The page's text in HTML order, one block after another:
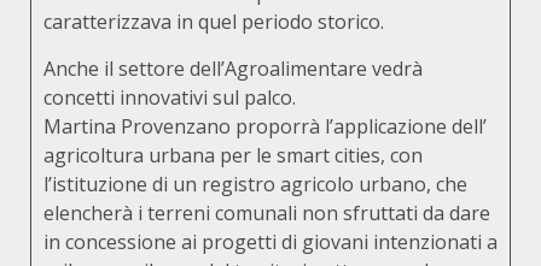
caratterizzava in quel periodo storico.
Anche il settore dell’Agroalimentare vedrà
concetti innovativi sul palco.
Martina Provenzano proporrà l’applicazione dell’
agricoltura urbana per le smart cities, con
l’istituzione di un registro agricolo urbano, che
elencherà i terreni comunali non sfruttati da dare
in concessione ai progetti di giovani intenzionati a